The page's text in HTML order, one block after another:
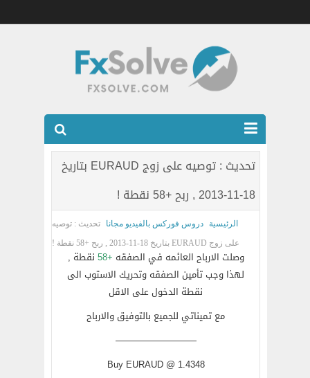
شركات الفوركس المرخصه
كتب
اتصل بنا
تحديث : توصيه على زوج EURAUD بتاريخ
18-11-2013 , ربح +58 نقطة !
الرئيسية دروس فوركس بالفيديو مجانا
تحديث : توصيه
على زوج EURAUD بتاريخ 18-11-2013 , ربح +58 نقطة !
وصلت الارباح العائمه في الصفقه +58
نقطة ,
لهذا وجب تأمين الصفقه وتحريك الاستوب الى
نقطة الدخول على الاقل
مع تميناتي للجميع بالتوفيق والارباح
—————————
Buy EURAUD @ 1.4348